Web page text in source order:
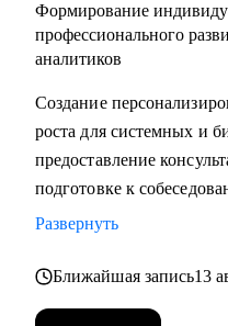
senior, lead)
• Бизнес‑аналитикам (в
• Senior/lead‑уровню:
сложным интервью,
зоны ответственности
• Начинающим и
(например, техническим
понимание требований
Формирование
профессионального
аналитиков
Создание
роста для системных и
предоставление
подготовке к
Развернуть
Ближайшая запись13